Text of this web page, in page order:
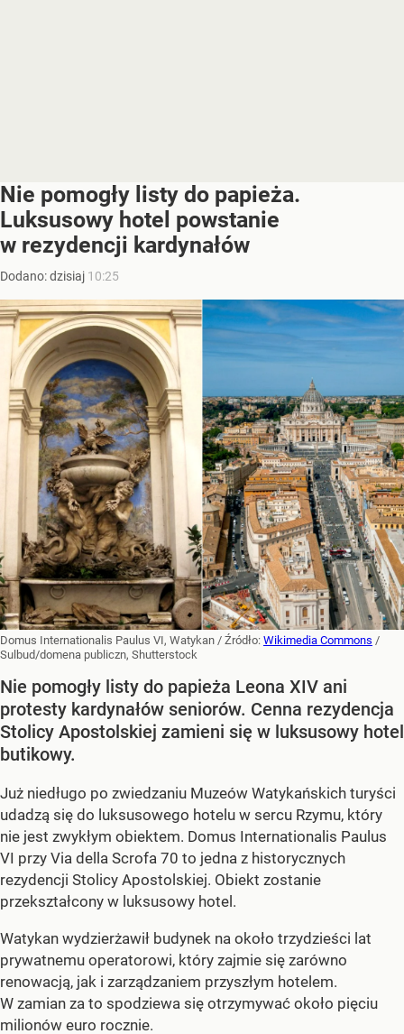
Nie pomogły listy do papieża.
Luksusowy hotel powstanie
w rezydencji kardynałów
Dodano:dzisiaj 10:25
Domus Internationalis Paulus VI, Watykan / Źródło: Wikimedia Commons /
Sulbud/domena publiczn, Shutterstock
Nie pomogły listy do papieża Leona XIV ani
protesty kardynałów seniorów. Cenna rezydencja
Stolicy Apostolskiej zamieni się w luksusowy hotel
butikowy.
Już niedługo po zwiedzaniu Muzeów Watykańskich turyści
udadzą się do luksusowego hotelu w sercu Rzymu, który
nie jest zwykłym obiektem. Domus Internationalis Paulus
VI przy Via della Scrofa 70 to jedna z historycznych
rezydencji Stolicy Apostolskiej. Obiekt zostanie
przekształcony w luksusowy hotel.
Watykan wydzierżawił budynek na około trzydzieści lat
prywatnemu operatorowi, który zajmie się zarówno
renowacją, jak i zarządzaniem przyszłym hotelem.
W zamian za to spodziewa się otrzymywać około pięciu
milionów euro rocznie.